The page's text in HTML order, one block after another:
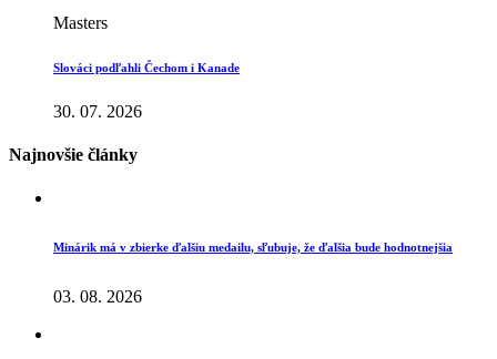
Masters
Slováci podľahli Čechom i Kanade
30. 07. 2026
Najnovšie články
Minárik má v zbierke ďalšiu medailu, sľubuje, že ďalšia bude hodnotnejšia
03. 08. 2026